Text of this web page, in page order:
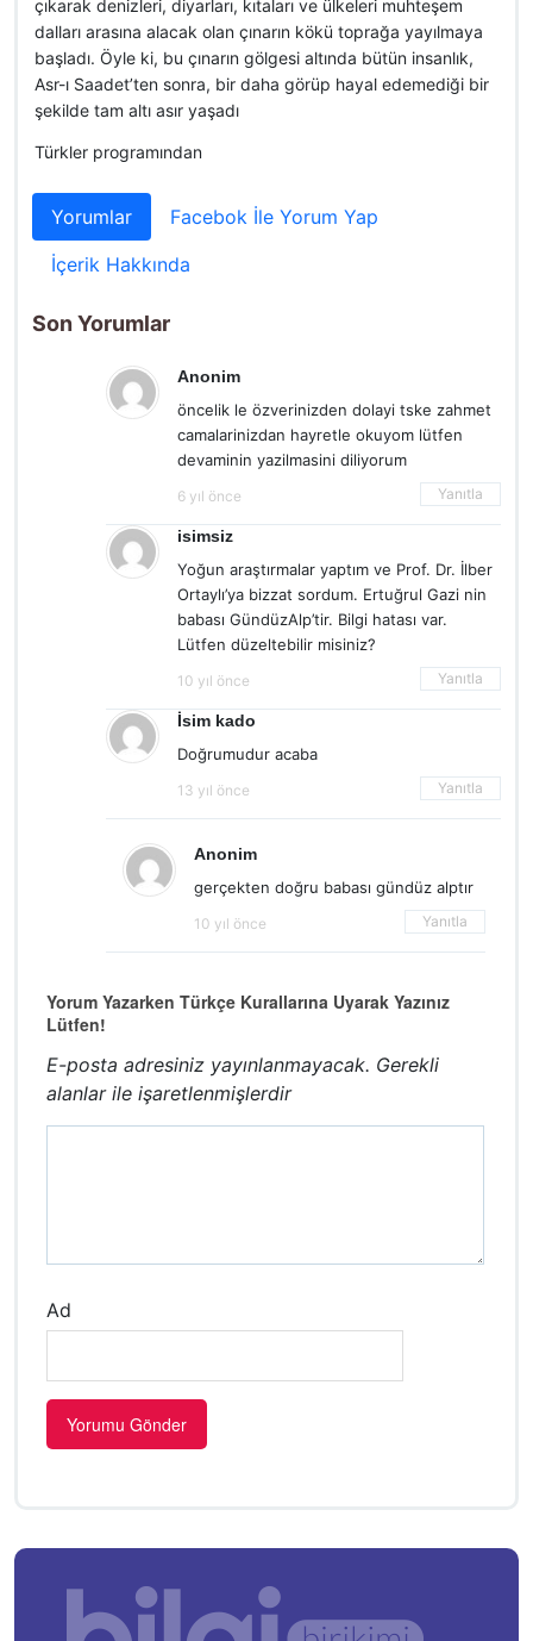
çıkarak denizleri, diyarları, kıtaları ve ülkeleri muhteşem
dalları arasına alacak olan çınarın kökü toprağa yayılmaya
başladı. Öyle ki, bu çınarın gölgesi altında bütün insanlık,
Asr-ı Saadet’ten sonra, bir daha görüp hayal edemediği bir
şekilde tam altı asır yaşadı
Türkler programından
Yorumlar
Facebok İle Yorum Yap
İçerik Hakkında
Son Yorumlar
Anonim
öncelik le özverinizden dolayi tske zahmet
camalarinizdan hayretle okuyom lütfen
devaminin yazilmasini diliyorum
6 yıl önce Yanıtla
isimsiz
Yoğun araştırmalar yaptım ve Prof. Dr. İlber
Ortaylı’ya bizzat sordum. Ertuğrul Gazi nin
babası GündüzAlp’tir. Bilgi hatası var.
Lütfen düzeltebilir misiniz?
10 yıl önce Yanıtla
İsim kado
Doğrumudur acaba
13 yıl önce Yanıtla
Anonim
gerçekten doğru babası gündüz alptır
10 yıl önce Yanıtla
Yorum Yazarken Türkçe Kurallarına Uyarak Yazınız
Lütfen!
E-posta adresiniz yayınlanmayacak. Gerekli
alanlar ile işaretlenmişlerdir
Ad